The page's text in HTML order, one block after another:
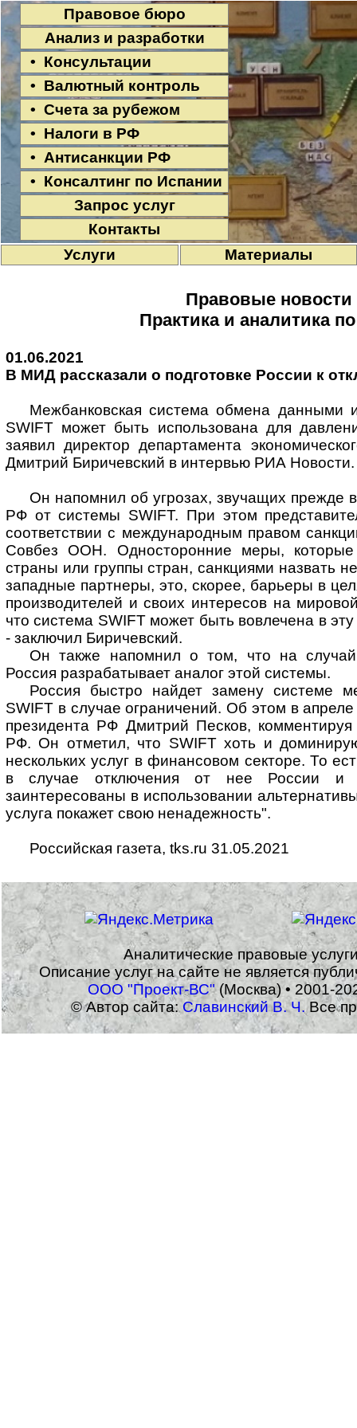
Правовое бюро
Анализ и разработки
• Консультации
• Валютный контроль
• Счета за рубежом
• Налоги в РФ
• Антисанкции РФ
• Консалтинг по Испании
Запрос услуг
Контакты
Услуги
Материалы
Правовые новости
Практика и аналитика
01.06.2021
В МИД рассказали о подготовке России к
Межбанковская система обмена данными
SWIFT может быть использована для
заявил директор департамента
Дмитрий Биричевский в интервью РИА Новости.
Он напомнил об угрозах, звучащих прежде
РФ от системы SWIFT. При этом
соответствии с международным правом
Совбез ООН. Односторонние меры,
страны или группы стран, санкциями назвать
западные партнеры, это, скорее, барьеры в
производителей и своих интересов на
что система SWIFT может быть вовлечена в
- заключил Биричевский.
Он также напомнил о том, что на
Россия разрабатывает аналог этой системы.
Россия быстро найдет замену системе
SWIFT в случае ограничений. Об этом в апреле
президента РФ Дмитрий Песков,
РФ. Он отметил, что SWIFT хоть и
нескольких услуг в финансовом секторе. То
в случае отключения от нее России и
заинтересованы в использовании
услуга покажет свою ненадежность".
Российская газета, tks.ru 31.05.2021
Аналитические правовые
Описание услуг на сайте не является
ООО "Проект-ВС"(Москва) • 2001-
© Автор сайта:Славинский В. Ч.Все